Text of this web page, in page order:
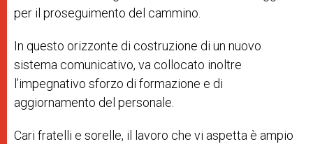
per il proseguimento del cammino.
In questo orizzonte di costruzione di un nuovo
sistema comunicativo, va collocato inoltre
l’impegnativo sforzo di formazione e di
aggiornamento del personale.
Cari fratelli e sorelle, il lavoro che vi aspetta è ampio